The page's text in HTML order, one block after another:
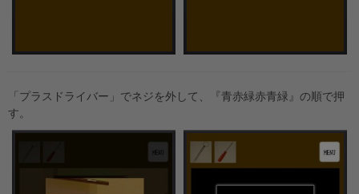
「プラスドライバー」でネジを外して、『青赤緑赤青緑』の順で押
す。